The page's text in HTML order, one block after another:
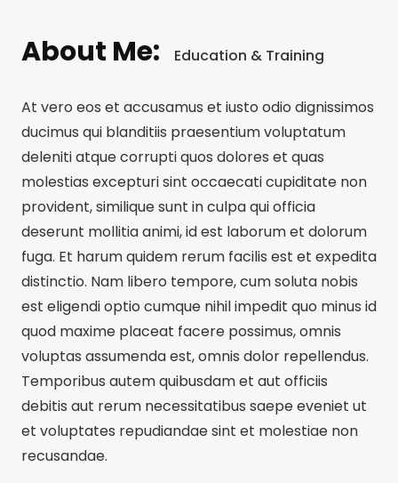
About Me: Education & Training
At vero eos et accusamus et iusto odio dignissimos
ducimus qui blanditiis praesentium voluptatum
deleniti atque corrupti quos dolores et quas
molestias excepturi sint occaecati cupiditate non
provident, similique sunt in culpa qui officia
deserunt mollitia animi, id est laborum et dolorum
fuga. Et harum quidem rerum facilis est et expedita
distinctio. Nam libero tempore, cum soluta nobis
est eligendi optio cumque nihil impedit quo minus id
quod maxime placeat facere possimus, omnis
voluptas assumenda est, omnis dolor repellendus.
Temporibus autem quibusdam et aut officiis
debitis aut rerum necessitatibus saepe eveniet ut
et voluptates repudiandae sint et molestiae non
recusandae.